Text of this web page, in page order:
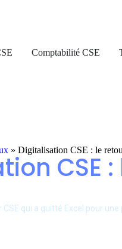
Comptabilité CSE
» Digitalisation CSE : le
CSE
CSE qui a quitté Excel pour